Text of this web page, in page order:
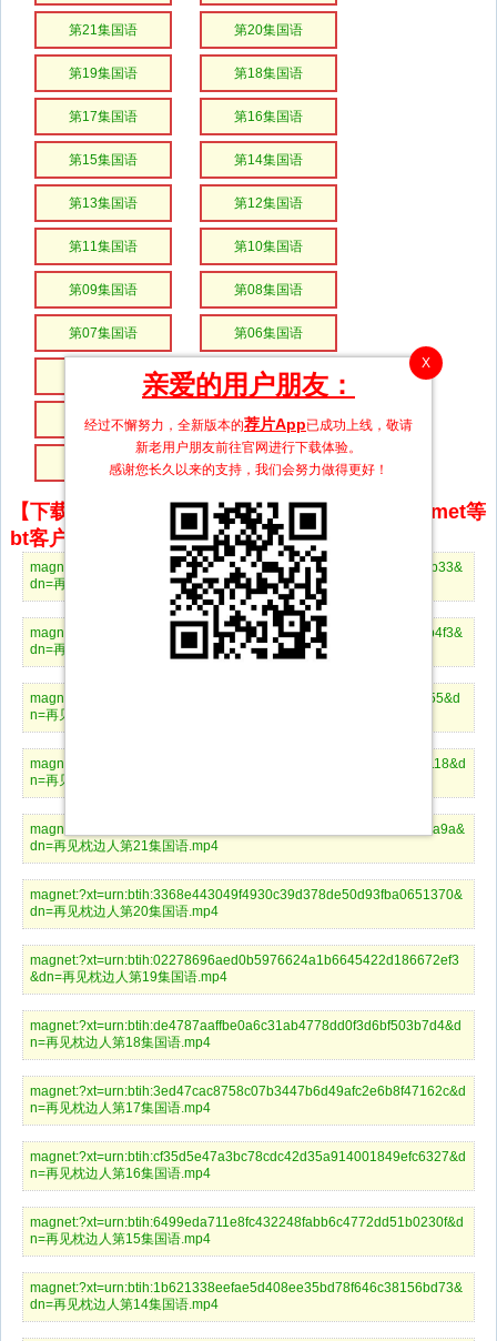
第21集国语 第20集国语
第19集国语 第18集国语
第17集国语 第16集国语
第15集国语 第14集国语
第13集国语 第12集国语
第11集国语 第10集国语
第09集国语 第08集国语
第07集国语 第06集国语
第04集国语
第03集国语 第02集国语
第01集国语
【下载地址】magnet推荐使用utorrent、BitComet等
bt客户端下载
magnet:?xt=urn:btih:490414362737b776550f01cecbc284bc19cb4b33&
dn=再见枕边人第25集国语.mp4
magnet:?xt=urn:btih:4040505d25358737506c0fd083759020076ab4f3&
dn=再见枕边人第24集国语.mp4
magnet:?xt=urn:btih:f917310a2542773b7217ce1852f7c6e1f4529f55&d
n=再见枕边人第23集国语.mp4
magnet:?xt=urn:btih:f164066165aafbabd1d8e04214986f46ee922118&d
n=再见枕边人第22集国语.mp4
magnet:?xt=urn:btih:695dafd625e6e18d274581773c399a42cc528a9a&
dn=再见枕边人第21集国语.mp4
magnet:?xt=urn:btih:3368e443049f4930c39d378de50d93fba0651370&
dn=再见枕边人第20集国语.mp4
magnet:?xt=urn:btih:02278696aed0b5976624a1b6645422d186672ef3
&dn=再见枕边人第19集国语.mp4
magnet:?xt=urn:btih:de4787aaffbe0a6c31ab4778dd0f3d6bf503b7d4&d
n=再见枕边人第18集国语.mp4
magnet:?xt=urn:btih:3ed47cac8758c07b3447b6d49afc2e6b8f47162c&d
n=再见枕边人第17集国语.mp4
magnet:?xt=urn:btih:cf35d5e47a3bc78cdc42d35a914001849efc6327&d
n=再见枕边人第16集国语.mp4
magnet:?xt=urn:btih:6499eda711e8fc432248fabb6c4772dd51b0230f&d
n=再见枕边人第15集国语.mp4
magnet:?xt=urn:btih:1b621338eefae5d408ee35bd78f646c38156bd73&
dn=再见枕边人第14集国语.mp4
X
亲爱的用户朋友：
经过不懈努力，全新版本的荐片App已成功上线，敬请
新老用户朋友前往官网进行下载体验。
感谢您长久以来的支持，我们会努力做得更好！